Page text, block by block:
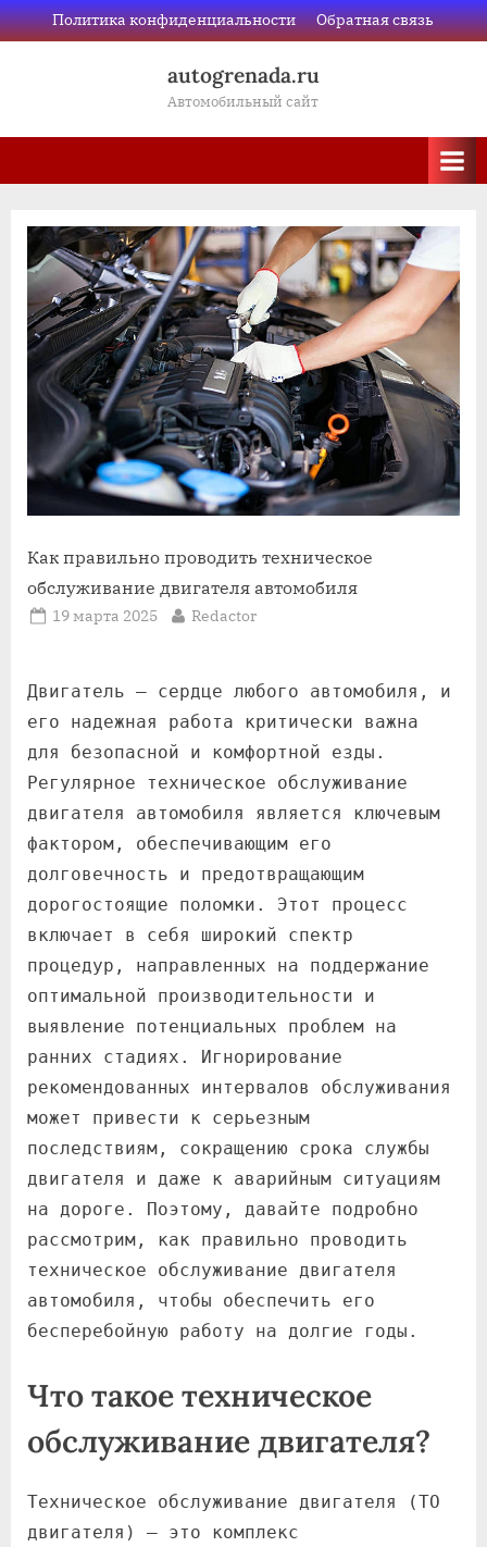
Skip
to
Политика конфиденциальности Обратная связь
autogrenada.ru
Автомобильный сайт
Как правильно проводить техническое
обслуживание двигателя автомобиля
Posted
19 марта 2025 By
Redactor
Двигатель – сердце любого автомобиля, и
его надежная работа критически важна
для безопасной и комфортной езды.
Регулярное техническое обслуживание
двигателя автомобиля является ключевым
фактором, обеспечивающим его
долговечность и предотвращающим
дорогостоящие поломки. Этот процесс
включает в себя широкий спектр
процедур, направленных на поддержание
оптимальной производительности и
выявление потенциальных проблем на
ранних стадиях. Игнорирование
рекомендованных интервалов обслуживания
может привести к серьезным
последствиям, сокращению срока службы
двигателя и даже к аварийным ситуациям
на дороге. Поэтому, давайте подробно
рассмотрим, как правильно проводить
техническое обслуживание двигателя
автомобиля, чтобы обеспечить его
бесперебойную работу на долгие годы.
Что такое техническое
обслуживание двигателя?
Техническое обслуживание двигателя (ТО
двигателя) – это комплекс